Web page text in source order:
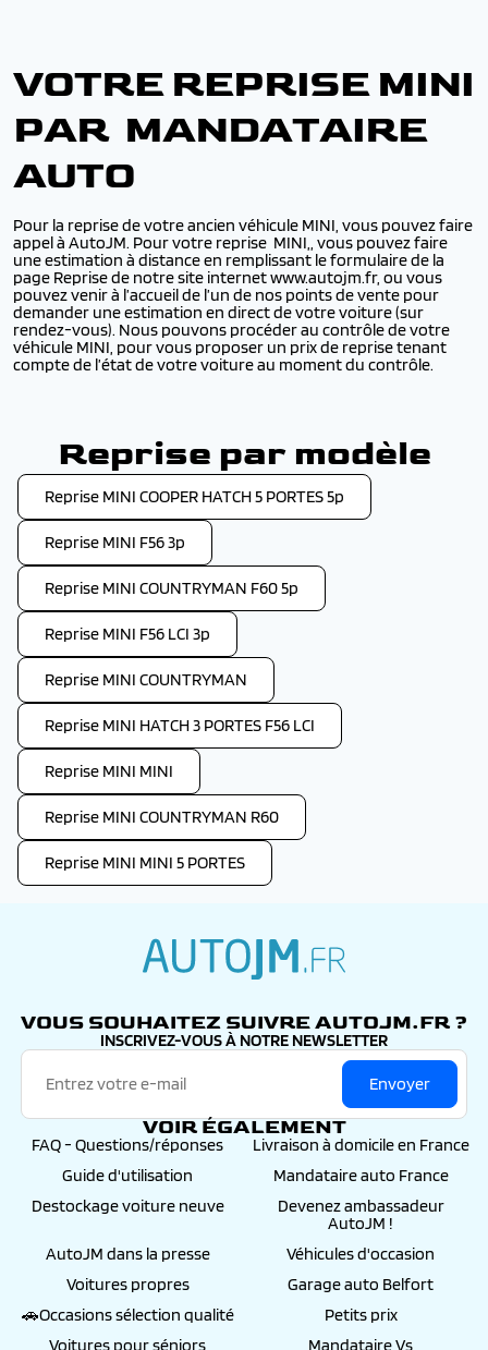
VOTRE REPRISE MINI
PAR MANDATAIRE
AUTO
Pour la reprise de votre ancien véhicule MINI, vous pouvez faire
appel à AutoJM. Pour votre reprise MINI,, vous pouvez faire
une estimation à distance en remplissant le formulaire de la
page Reprise de notre site internet www.autojm.fr, ou vous
pouvez venir à l’accueil de l’un de nos points de vente pour
demander une estimation en direct de votre voiture (sur
rendez-vous). Nous pouvons procéder au contrôle de votre
véhicule MINI, pour vous proposer un prix de reprise tenant
compte de l’état de votre voiture au moment du contrôle.
Reprise par modèle
Reprise MINI COOPER HATCH 5 PORTES 5p
Reprise MINI F56 3p
Reprise MINI COUNTRYMAN F60 5p
Reprise MINI F56 LCI 3p
Reprise MINI COUNTRYMAN
Reprise MINI HATCH 3 PORTES F56 LCI
Reprise MINI MINI
Reprise MINI COUNTRYMAN R60
Reprise MINI MINI 5 PORTES
VOUS SOUHAITEZ SUIVRE AUTOJM.FR ?
INSCRIVEZ-VOUS À NOTRE NEWSLETTER
Envoyer
VOIR ÉGALEMENT
FAQ - Questions/réponses
Livraison à domicile en France
Guide d'utilisation
Mandataire auto France
Destockage voiture neuve
Devenez ambassadeur
AutoJM !
AutoJM dans la presse
Véhicules d'occasion
Voitures propres
Garage auto Belfort
🚗Occasions sélection qualité
Petits prix
Voitures pour séniors
Mandataire Vs